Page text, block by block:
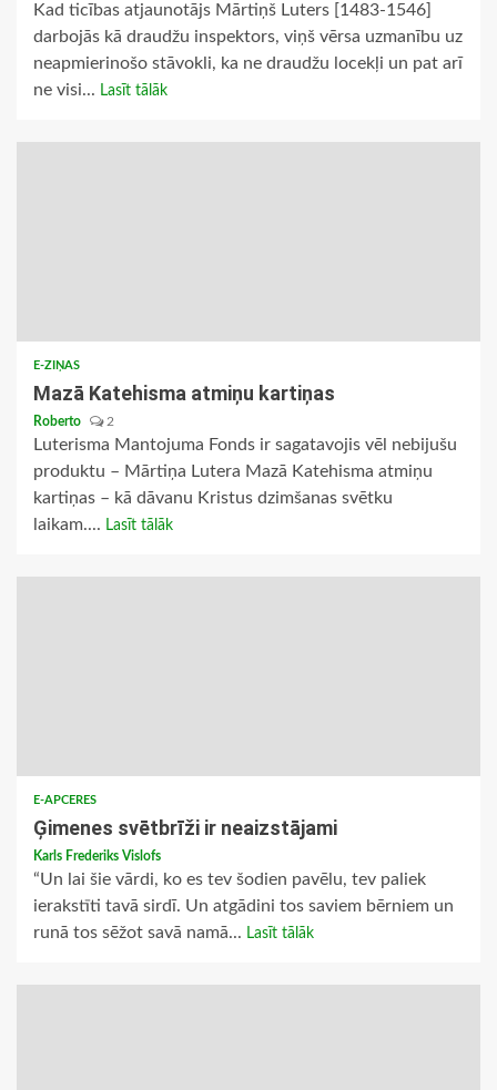
Kad ticības atjaunotājs Mārtiņš Luters [1483-1546]
darbojās kā draudžu inspektors, viņš vērsa uzmanību uz
neapmierinošo stāvokli, ka ne draudžu locekļi un pat arī
ne visi... Lasīt tālāk
E-ZIŅAS
Mazā Katehisma atmiņu kartiņas
Roberto 2
Luterisma Mantojuma Fonds ir sagatavojis vēl nebijušu
produktu – Mārtiņa Lutera Mazā Katehisma atmiņu
kartiņas – kā dāvanu Kristus dzimšanas svētku
laikam.... Lasīt tālāk
E-APCERES
Ģimenes svētbrīži ir neaizstājami
Karls Frederiks Vislofs
“Un lai šie vārdi, ko es tev šodien pavēlu, tev paliek
ierakstīti tavā sirdī. Un atgādini tos saviem bērniem un
runā tos sēžot savā namā... Lasīt tālāk